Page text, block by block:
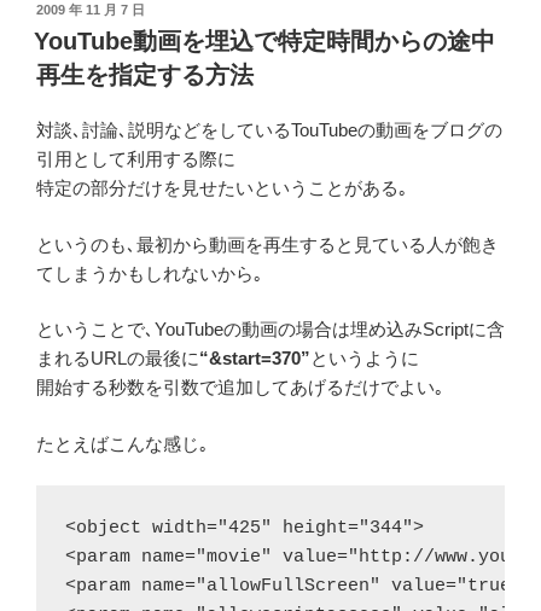
投
稿
日:
2009 年 11 月 7 日
YouTube動画を埋込で特定時間からの途中
再生を指定する方法
対談､討論､説明などをしているTouTubeの動画をブログの
引用として利用する際に
特定の部分だけを見せたいということがある｡
というのも､最初から動画を再生すると見ている人が飽き
てしまうかもしれないから｡
ということで､YouTubeの動画の場合は埋め込みScriptに含
まれるURLの最後に“&start=370”というように
開始する秒数を引数で追加してあげるだけでよい｡
たとえばこんな感じ｡
<object width="425" height="344">
<param name="movie" value="http://
<param name="allowFullScreen"